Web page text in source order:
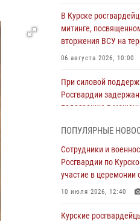
В Курске
митинге,
вторжения ВСУ на
06 августа 2026, 10:00
При силовой
Росгвардии
подозрению в
Курские
знакомить
особенностями
05 августа 2026, 12:45
Росгвардейцы в
ПОПУЛЯРНЫЕ
Сотрудники и
Росгвардии по
участие в церемонии
10 июля 2026, 12:40
Курские